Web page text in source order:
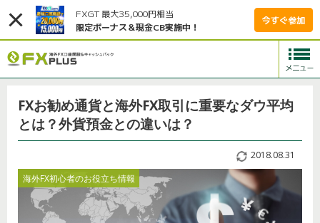
FXGT 最大35,000円相当
限定ボーナス＆現金CB実施中！
今すぐ参加
FXお勧め通貨と海外FX取引に重要なダウ平均
とは？外貨預金との違いは？
2018.08.31
海外FX初心者のお役立ち情報